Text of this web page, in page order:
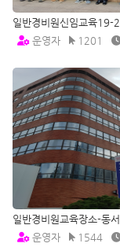
일반경비원신임교육19-
운영자
1201
일반경비원교육장소-동
운영자
1544